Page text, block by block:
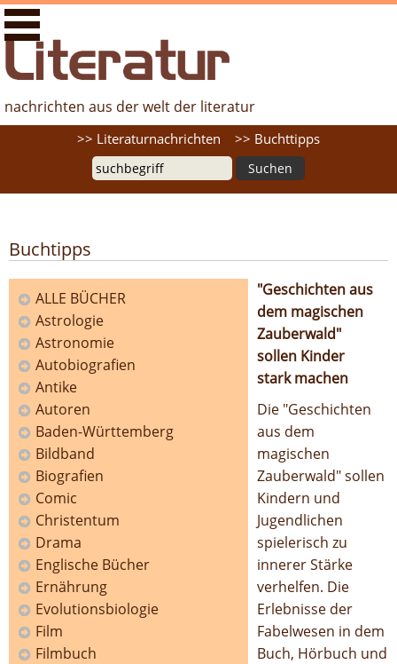
literaturfernsehen.de - Nachrichten aus der Welt der
Literatur
nachrichten aus der welt der literatur
>> Literaturnachrichten >> Buchttipps
Buchtipps
Kategorien
ALLE BÜCHER
Astrologie
Astronomie
Autobiografien
Antike
Autoren
Baden-Württemberg
Bildband
Biografien
Comic
Christentum
Drama
Englische Bücher
Ernährung
Evolutionsbiologie
Film
Filmbuch
"Geschichten aus
dem magischen
Zauberwald"
sollen Kinder
stark machen
Die "Geschichten
aus dem
magischen
Zauberwald" sollen
Kindern und
Jugendlichen
spielerisch zu
innerer Stärke
verhelfen. Die
Erlebnisse der
Fabelwesen in dem
Buch, Hörbuch und